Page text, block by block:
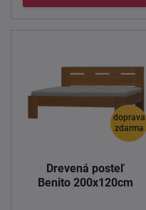
doprava
zdarma
Drevená posteľ
Benito 200x120cm